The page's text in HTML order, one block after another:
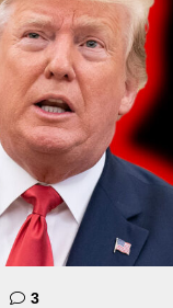
3komentara